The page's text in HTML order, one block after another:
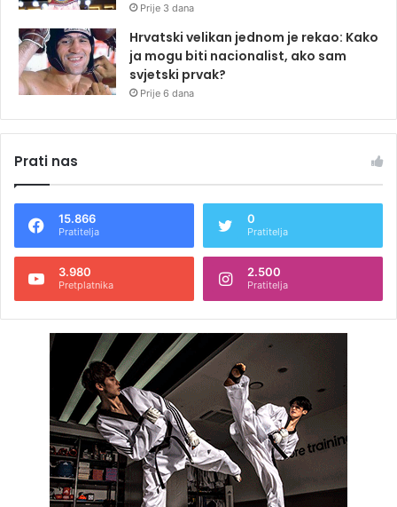
Prije 3 dana
Hrvatski velikan jednom je rekao: Kako
ja mogu biti nacionalist, ako sam
svjetski prvak?
Prije 6 dana
Prati nas
15.866
Pratitelja
0
Pratitelja
3.980
Pretplatnika
2.500
Pratitelja